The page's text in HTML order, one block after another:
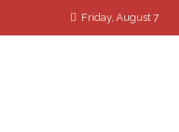
Friday, August 7